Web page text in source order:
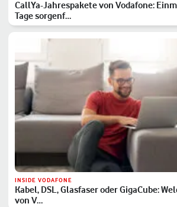
CallYa-Jahrespakete von Vodafone:
Tage sorgenf…
INSIDE VODAFONE
Kabel, DSL, Glasfaser oder GigaCube:
von V…